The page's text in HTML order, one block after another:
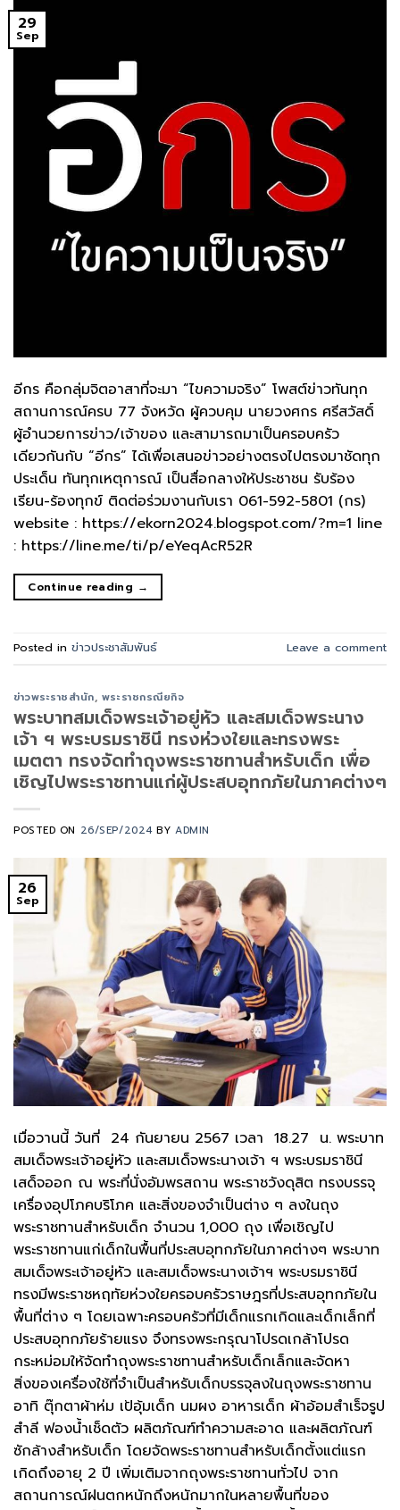
29
Sep
อีกร คือกลุ่มจิตอาสาที่จะมา “ไขความจริง” โพสต์ข่าวทันทุก
สถานการณ์ครบ 77 จังหวัด ผู้ควบคุม นายวงศกร ศรีสวัสดิ์
ผู้อำนวยการข่าว/เจ้าของ และสามารถมาเป็นครอบครัว
เดียวกันกับ “อีกร” ได้เพื่อเสนอข่าวอย่างตรงไปตรงมาชัดทุก
ประเด็น ทันทุกเหตุการณ์ เป็นสื่อกลางให้ประชาชน รับร้อง
เรียน-ร้องทุกข์ ติดต่อร่วมงานกับเรา 061-592-5801 (กร)
website : https://ekorn2024.blogspot.com/?m=1 line
: https://line.me/ti/p/eYeqAcR52R
Continue reading →
Posted in ข่าวประชาสัมพันธ์ Leave a comment
ข่าวพระราชสำนัก, พระราชกรณียกิจ
พระบาทสมเด็จพระเจ้าอยู่หัว และสมเด็จพระนาง
เจ้า ฯ พระบรมราชินี ทรงห่วงใยและทรงพระ
เมตตา ทรงจัดทำถุงพระราชทานสำหรับเด็ก เพื่อ
เชิญไปพระราชทานแก่ผู้ประสบอุทกภัยในภาคต่างๆ
POSTED ON 26/SEP/2024BYADMIN
26
Sep
เมื่อวานนี้ วันที่ 24 กันยายน 2567 เวลา 18.27 น. พระบาท
สมเด็จพระเจ้าอยู่หัว และสมเด็จพระนางเจ้า ฯ พระบรมราชินี
เสด็จออก ณ พระที่นั่งอัมพรสถาน พระราชวังดุสิต ทรงบรรจุ
เครื่องอุปโภคบริโภค และสิ่งของจำเป็นต่าง ๆ ลงในถุง
พระราชทานสำหรับเด็ก จำนวน 1,000 ถุง เพื่อเชิญไป
พระราชทานแก่เด็กในพื้นที่ประสบอุทกภัยในภาคต่างๆ พระบาท
สมเด็จพระเจ้าอยู่หัว และสมเด็จพระนางเจ้าฯ พระบรมราชินี
ทรงมีพระราชหฤทัยห่วงใยครอบครัวราษฎรที่ประสบอุทกภัยใน
พื้นที่ต่าง ๆ โดยเฉพาะครอบครัวที่มีเด็กแรกเกิดและเด็กเล็กที่
ประสบอุทกภัยร้ายแรง จึงทรงพระกรุณาโปรดเกล้าโปรด
กระหม่อมให้จัดทำถุงพระราชทานสำหรับเด็กเล็กและจัดหา
สิ่งของเครื่องใช้ที่จำเป็นสำหรับเด็กบรรจุลงในถุงพระราชทาน
อาทิ ตุ๊กตาผ้าห่ม เป้อุ้มเด็ก นมผง อาหารเด็ก ผ้าอ้อมสำเร็จรูป
สำลี ฟองน้ำเช็ดตัว ผลิตภัณฑ์ทำความสะอาด และผลิตภัณฑ์
ซักล้างสำหรับเด็ก โดยจัดพระราชทานสำหรับเด็กตั้งแต่แรก
เกิดถึงอายุ 2 ปี เพิ่มเติมจากถุงพระราชทานทั่วไป จาก
สถานการณ์ฝนตกหนักถึงหนักมากในหลายพื้นที่ของ